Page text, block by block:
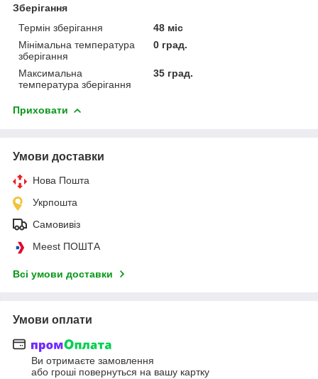
Зберігання
Термін зберігання
48 міс
Мінімальна температура
зберігання
0 град.
Максимальна
температура зберігання
35 град.
Приховати
Умови доставки
Нова Пошта
Укрпошта
Самовивіз
Meest ПОШТА
Всі умови доставки
Умови оплати
Ви отримаєте замовлення
або гроші повернуться на вашу картку